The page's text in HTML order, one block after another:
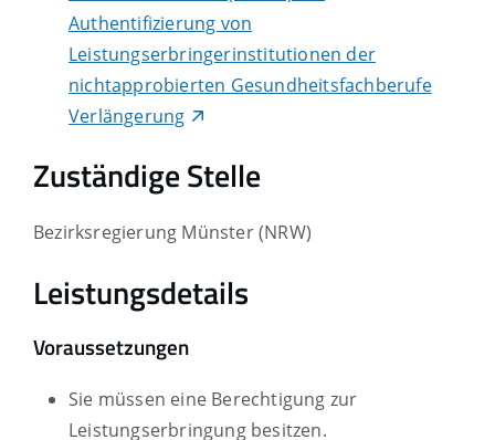
Authentifizierung von
Leistungserbringerinstitutionen der
nichtapprobierten Gesundheitsfachberufe
Verlängerung
Zuständige Stelle
Bezirksregierung Münster (NRW)
Leistungsdetails
Voraussetzungen
Sie müssen eine Berechtigung zur
Leistungserbringung besitzen.